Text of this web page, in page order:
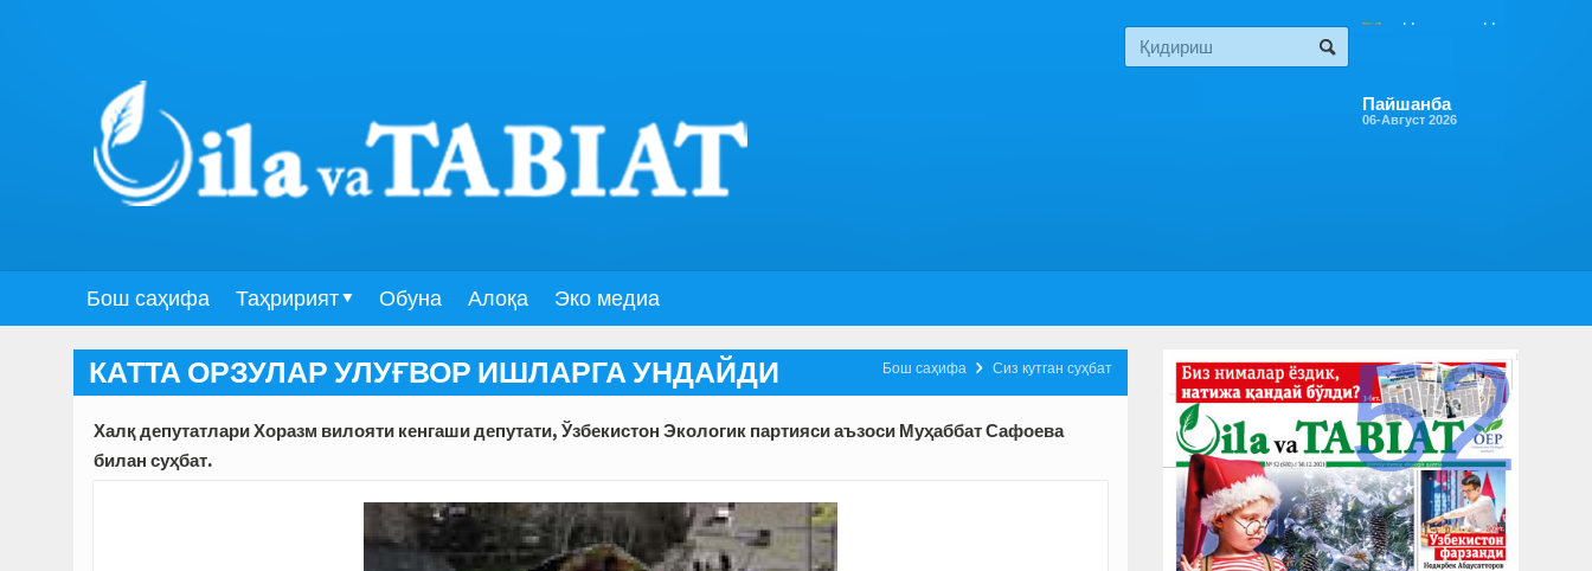
Пайшанба
06-Август 2026
Бош саҳифа Таҳририят Обуна Алоқа Эко медиа
Сиз кутган суҳбат

Бош саҳифа
КАТТА ОРЗУЛАР УЛУҒВОР ИШЛАРГА УНДАЙДИ
Халқ депутатлари Хоразм вилояти кенгаши депутати, Ўзбекис­тон Экологик партияси аъзоси Муҳаббат Сафоева
билан суҳбат.
52